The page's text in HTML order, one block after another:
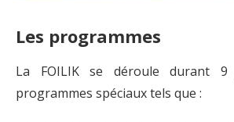
Les programmes
La FOILIK se déroule durant
programmes spéciaux tels que :